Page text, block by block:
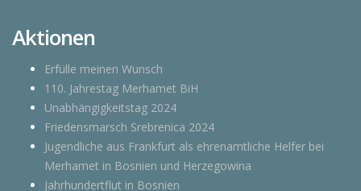
Aktionen
Erfülle meinen Wunsch
110. Jahrestag Merhamet BiH
Unabhängigkeitstag 2024
Friedensmarsch Srebrenica 2024
Jugendliche aus Frankfurt als ehrenamtliche Helfer bei
Merhamet in Bosnien und Herzegowina
Jahrhundertflut in Bosnien